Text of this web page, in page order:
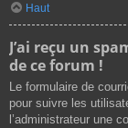
Haut
J’ai reçu un
de ce forum !
Le formulaire de
pour suivre les
l’administrateur une